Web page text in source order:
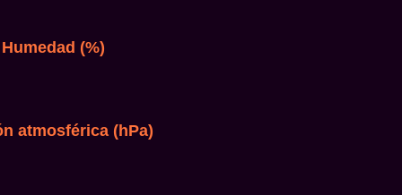
Humedad (%)
atmosférica (hPa)